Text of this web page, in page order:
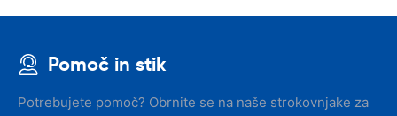
Pomoč in stik
Potrebujete pomoč? Obrnite se na naše strokovnjake za